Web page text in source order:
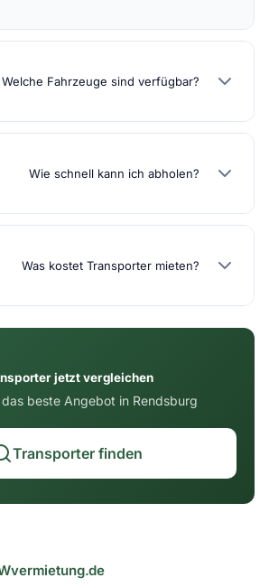
Welche Fahrzeuge sind verfügbar?
Wie schnell kann ich abholen?
Was kostet Transporter mieten?
jetzt vergleichen
das beste Angebot in Rendsburg
Transporter finden